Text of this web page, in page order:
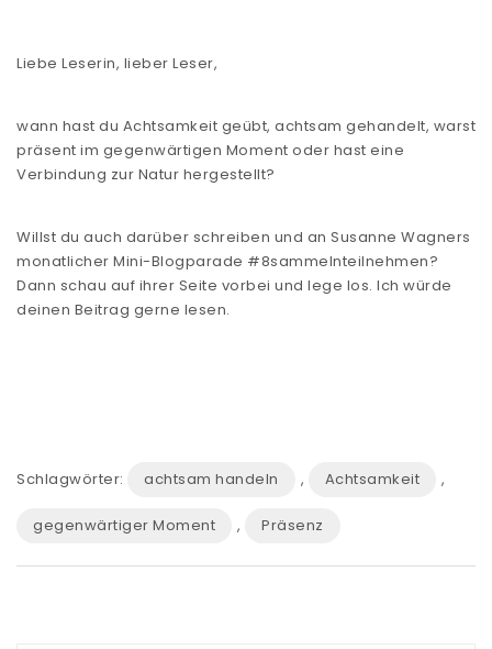
Liebe Leserin, lieber Leser,
wann hast du Achtsamkeit geübt, achtsam gehandelt, warst
präsent im gegenwärtigen Moment oder hast eine
Verbindung zur Natur hergestellt?
Willst du auch darüber schreiben und an Susanne Wagners
monatlicher Mini-Blogparade #8sammelnteilnehmen?
Dann schau auf ihrer Seite vorbei und lege los. Ich würde
deinen Beitrag gerne lesen.
Schlagwörter: achtsam handeln , Achtsamkeit ,
gegenwärtiger Moment , Präsenz